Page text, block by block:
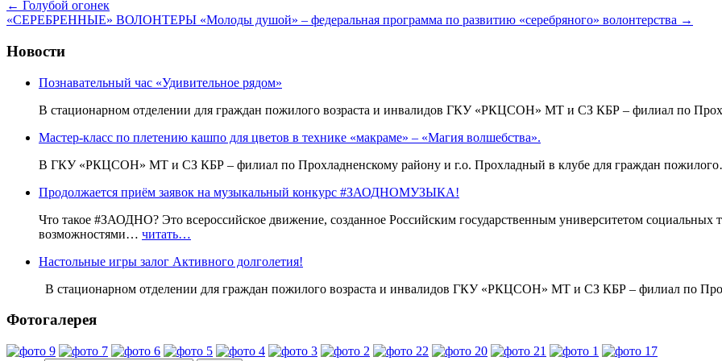
← Голубой огонек
«СЕРЕБРЕННЫЕ» ВОЛОНТЕРЫ «Молоды душой» – федеральная программа по развитию «серебряного» волонтерства →
Новости
Познавательный час «Удивительное рядом»
В стационарном отделении для граждан пожилого возраста и инвалидов ГКУ «РКЦСОН» МТ и СЗ КБР – филиал по
Мастер-класс по плетению кашпо для цветов в технике «макраме» – «Магия волшебства».
В ГКУ «РКЦСОН» МТ и СЗ КБР – филиал по Прохладненскому району и г.о. Прохладный в клубе для граждан
Продолжается приём заявок на музыкальный конкурс #ЗАОДНОМУЗЫКА!
Что такое #ЗАОДНО? Это всероссийское движение, созданное Российским государственным университетом
возможностями… читать…
Настольные игры залог Активного долголетия!
В стационарном отделении для граждан пожилого возраста и инвалидов ГКУ «РКЦСОН» МТ и СЗ КБР – филиал по
Фотогалерея